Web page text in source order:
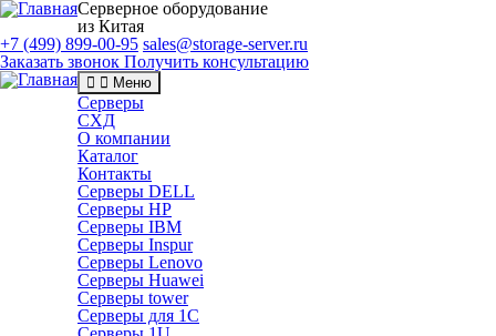
Серверное оборудование
из Китая
+7 (499) 899-00-95 sales@storage-server.ru
Заказать звонок Получить консультацию
Меню
Серверы
СХД
О компании
Каталог
Контакты
Серверы DELL
Серверы HP
Серверы IBM
Серверы Inspur
Серверы Lenovo
Серверы Huawei
Серверы tower
Серверы для 1C